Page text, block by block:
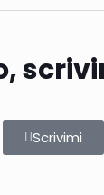
Scrivimi